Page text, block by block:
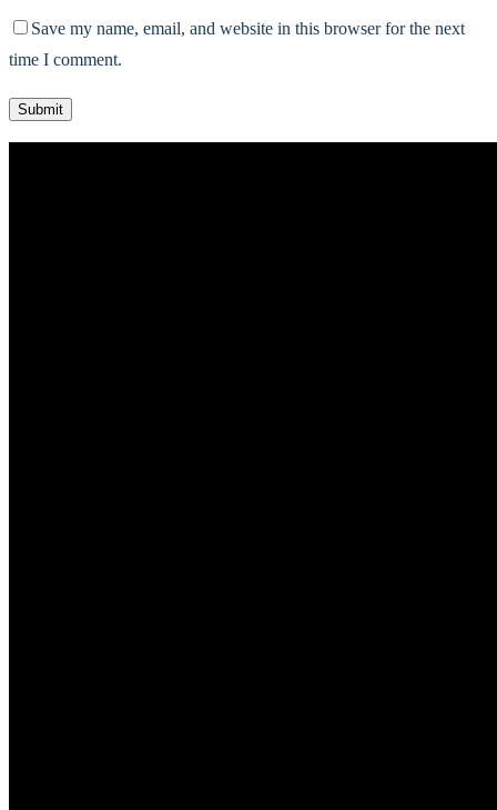
Save my name, email, and website in this browser for the next
time I comment.